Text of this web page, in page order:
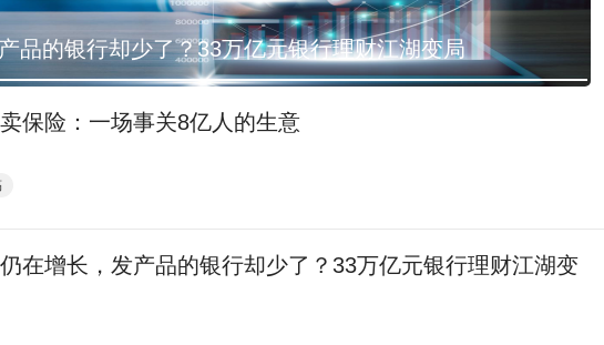
品的银行却少了？33万亿元银行理财江湖变局
保险：一场事关8亿人的生意
在增长，发产品的银行却少了？33万亿元银行理财江湖变